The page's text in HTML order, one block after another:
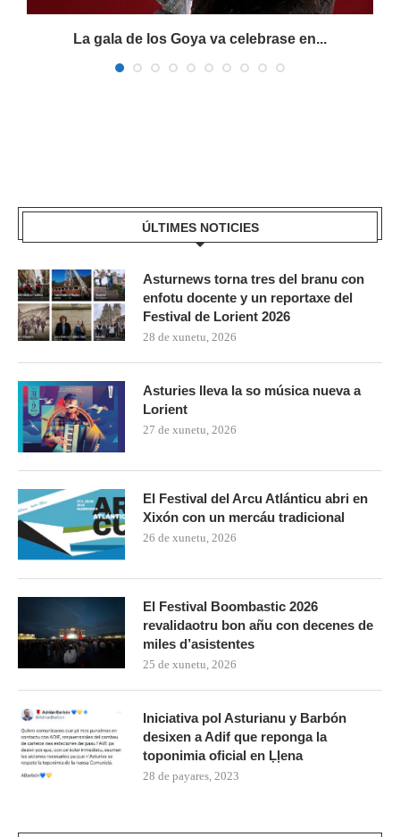
La gala de los Goya va celebrase en...
ÚLTIMES NOTICIES
Asturnews torna tres del branu con
enfotu docente y un reportaxe del
Festival de Lorient 2026
28 de xunetu, 2026
Asturies lleva la so música nueva a
Lorient
27 de xunetu, 2026
El Festival del Arcu Atlánticu abri en
Xixón con un mercáu tradicional
26 de xunetu, 2026
El Festival Boombastic 2026
revalidaotru bon añu con decenes de
miles d’asistentes
25 de xunetu, 2026
Iniciativa pol Asturianu y Barbón
desixen a Adif que reponga la
toponimia oficial en Ḷḷena
28 de payares, 2023